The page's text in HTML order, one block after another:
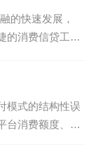
的快速发展，
的消费信贷工具
用的“花呗套用
模式的结构性误
台消费额度、信